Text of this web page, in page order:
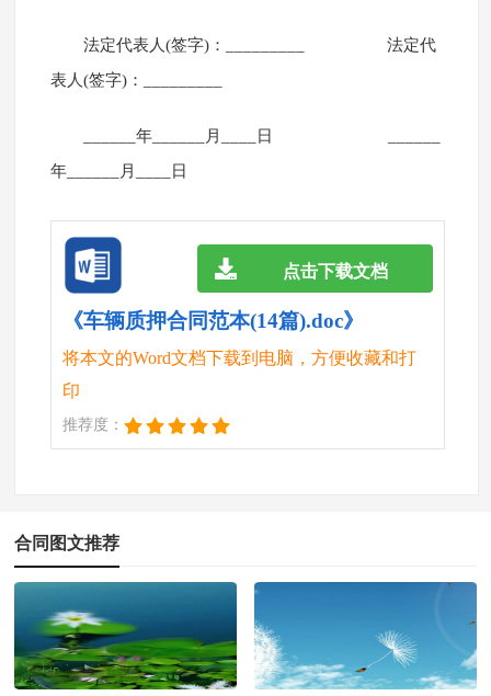
法定代表人(签字)：_________ 法定代
表人(签字)：_________
______年______月____日 ______
年______月____日
《车辆质押合同范本(14篇).doc》
将本文的Word文档下载到电脑，方便收藏和打
印
推荐度：
点击下载文档
合同图文推荐